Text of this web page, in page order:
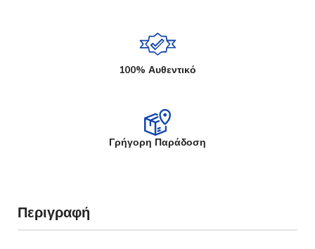
100% Αυθεντικό
Γρήγορη Παράδοση
Περιγραφή